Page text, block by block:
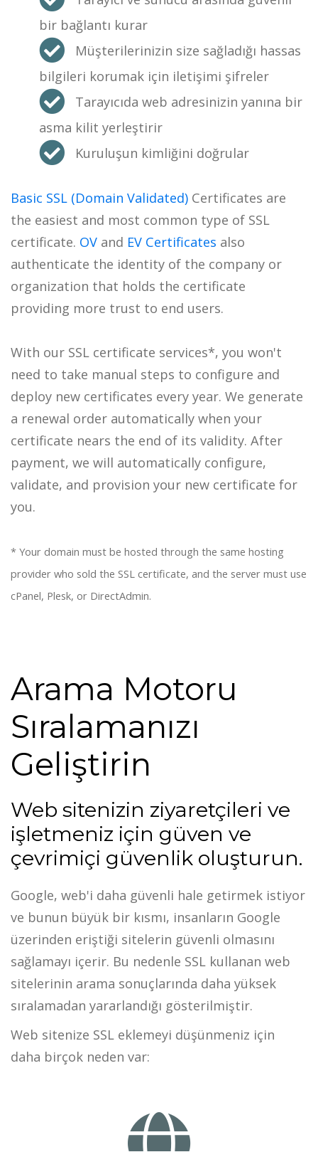
bir bağlantı kurar
Müşterilerinizin size sağladığı hassas
bilgileri korumak için iletişimi şifreler
Tarayıcıda web adresinizin yanına bir
asma kilit yerleştirir
Kuruluşun kimliğini doğrular
Basic SSL (Domain Validated) Certificates are
the easiest and most common type of SSL
certificate. OV and EV Certificates also
authenticate the identity of the company or
organization that holds the certificate
providing more trust to end users.
With our SSL certificate services*, you won't
need to take manual steps to configure and
deploy new certificates every year. We generate
a renewal order automatically when your
certificate nears the end of its validity. After
payment, we will automatically configure,
validate, and provision your new certificate for
you.
* Your domain must be hosted through the same hosting
provider who sold the SSL certificate, and the server must use
cPanel, Plesk, or DirectAdmin.
Arama Motoru
Sıralamanızı
Geliştirin
Web sitenizin ziyaretçileri ve
işletmeniz için güven ve
çevrimiçi güvenlik oluşturun.
Google, web'i daha güvenli hale getirmek istiyor
ve bunun büyük bir kısmı, insanların Google
üzerinden eriştiği sitelerin güvenli olmasını
sağlamayı içerir. Bu nedenle SSL kullanan web
sitelerinin arama sonuçlarında daha yüksek
sıralamadan yararlandığı gösterilmiştir.
Web sitenize SSL eklemeyi düşünmeniz için
daha birçok neden var: